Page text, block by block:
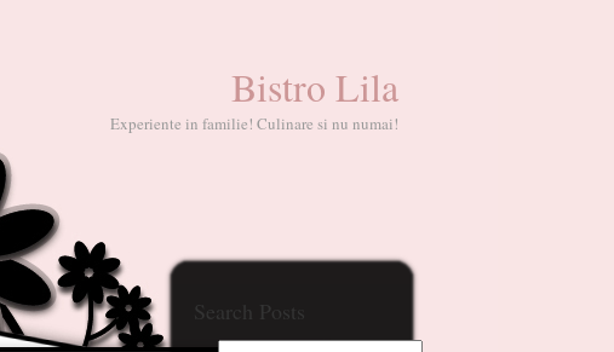
Bistro Lila
Experiente in familie! Culinare si nu numai!
Search Posts